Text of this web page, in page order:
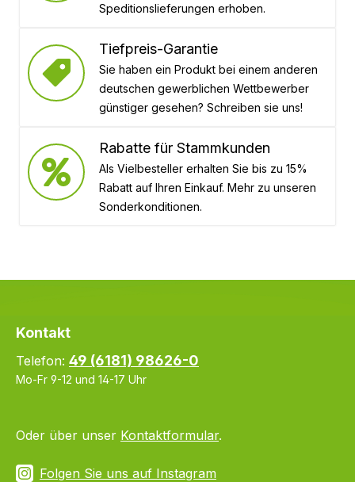
Speditionslieferungen erhoben.
Tiefpreis-Garantie
Sie haben ein Produkt bei einem anderen
deutschen gewerblichen Wettbewerber
günstiger gesehen? Schreiben sie uns!
Rabatte für Stammkunden
Als Vielbesteller erhalten Sie bis zu 15%
Rabatt auf Ihren Einkauf. Mehr zu unseren
Sonderkonditionen.
Kontakt
Telefon: 49 (6181) 98626-0
Mo-Fr 9-12 und 14-17 Uhr
Oder über unser Kontaktformular.
Folgen Sie uns auf Instagram